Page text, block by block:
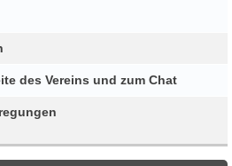
des Vereins und zum Chat